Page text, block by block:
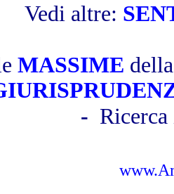
Vedi altre:
MASSIME
-